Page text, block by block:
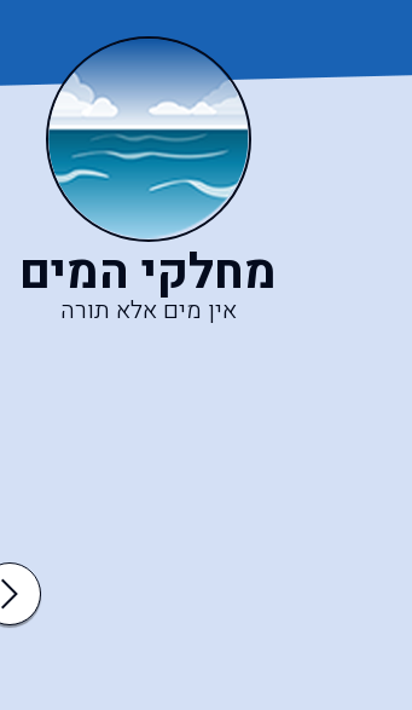
מחלקי המים
אין מים אלא תורה
תשעה
באב
Next